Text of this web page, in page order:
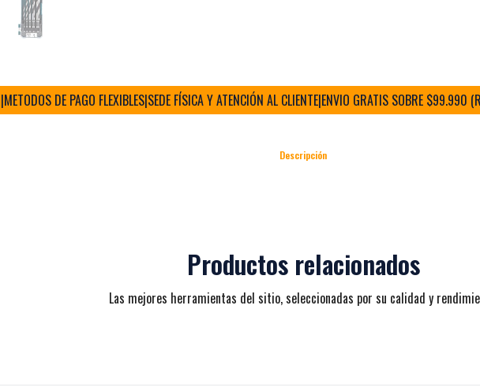
DE PAGO FLEXIBLES|SEDE FÍSICA Y ATENCIÓN AL CLIENTE|ENVIO GRATIS SOBRE $99.990 (RM)|
Descripción
Productos relacionados
Las mejores herramientas del sitio, seleccionadas por su calidad y